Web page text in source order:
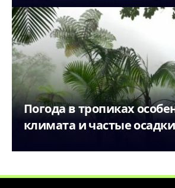
Погода в тропиках
климата и частые осадки